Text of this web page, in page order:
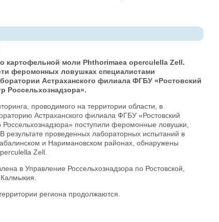
картофельной моли Phthorimaea operculella Zell.
феромонных ловушках специалистами
Астраханского филиала ФГБУ «Ростовский
Россельхознадзора».
проводимого на территории области, в
Астраханского филиала ФГБУ «Ростовский
поступили феромонные ловушки,
проведенных лабораторных испытаний в
и Наримановском районах, обнаружены
Zell.
в Управление Россельхознадзора по Ростовской,
региона продолжаются.